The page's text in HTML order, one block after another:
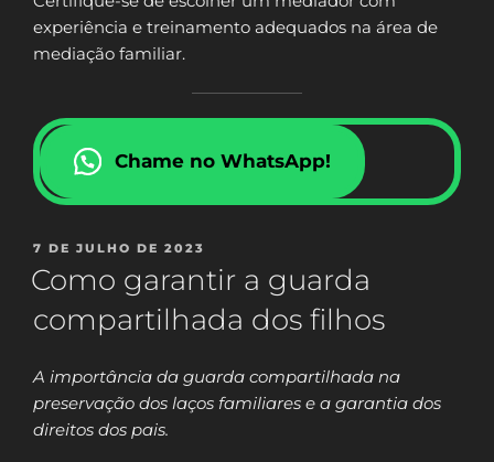
experiência e treinamento adequados na área de
mediação familiar.
Chame no WhatsApp!
PUBLICADO
EM
7 DE JULHO DE 2023
Como garantir a guarda
compartilhada dos filhos
A importância da guarda compartilhada na
preservação dos laços familiares e a garantia dos
direitos dos pais.